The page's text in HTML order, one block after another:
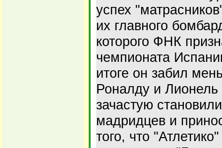
успех
их главного
которого ФНК
чемпионата
итоге он забил
Роналду и Лионель
зачастую
мадридцев и
того, что